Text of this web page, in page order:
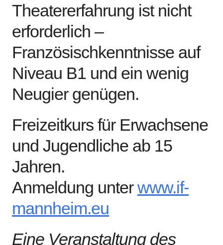
Theatererfahrung ist nicht
erforderlich –
Französischkenntnisse auf
Niveau B1 und ein wenig
Neugier genügen.
Freizeitkurs für Erwachsene
und Jugendliche ab 15
Jahren.
Anmeldung unterwww.if-
mannheim.eu
Eine Veranstaltung des